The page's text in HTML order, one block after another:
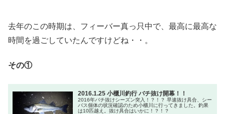
去年のこの時期は、フィーバー真っ只中で、最高に最高な
時間を過ごしていたんですけどね・・。
その①
2016.1.25 小櫃川釣行 バチ抜け開幕！！
2016年バチ抜けシーズン突入！？！？ 早速抜け具合、シー
バス個体の状況確認のため小櫃川に行ってきました。釣果
は10匹越え。抜け具合はいかに！？！？